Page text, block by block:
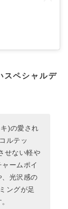
スペシャルデ
)の愛され
ルテッ
せない軽や
ームポイ
、光沢感の
ングが足